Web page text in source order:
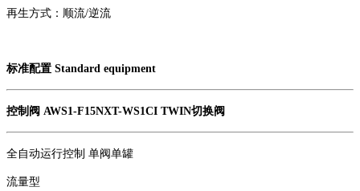
再生方式：顺流/逆流
标准配置 Standard equipment
控制阀 AWS1-F15NXT-WS1CI TWIN切换阀
全自动运行控制 单阀单罐
流量型